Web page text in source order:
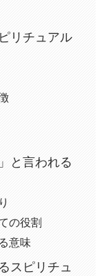
リチュアル
と言われる
の役割
意味
スピリチュ